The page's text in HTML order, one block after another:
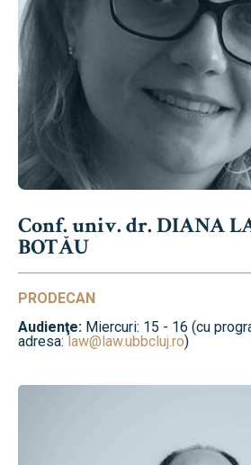
Conf. univ. dr. DIANA
BOTĂU
PRODECAN
Audienţe: Miercuri: 15 - 16 (cu
adresa: law@law.ubbcluj.ro)